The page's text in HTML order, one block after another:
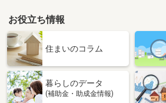
香川県高松市香川町大野
価 格
4.30万円
香川県高松市香
専有面積 46.92m²
間取り
お役立ち情報
住まいのコラム
暮らしのデータ
(補助金・助成金情報)